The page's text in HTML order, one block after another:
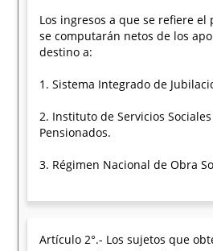
Los ingresos a que se refiere el
se computarán netos de los
destino a:
1. Sistema Integrado de
2. Instituto de Servicios
Pensionados.
3. Régimen Nacional de Obra
Artículo 2°.- Los sujetos que